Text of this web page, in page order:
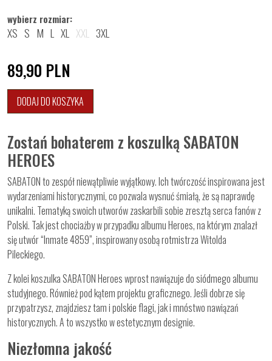
wybierz rozmiar:
XS S M L XL XXL 3XL
89,90 PLN
DODAJ DO KOSZYKA
Zostań bohaterem z koszulką SABATON
HEROES
SABATON to zespół niewątpliwie wyjątkowy. Ich twórczość inspirowana jest
wydarzeniami historycznymi, co pozwala wysnuć śmiałą, że są naprawdę
unikalni. Tematyką swoich utworów zaskarbili sobie zresztą serca fanów z
Polski. Tak jest chociażby w przypadku albumu Heroes, na którym znalazł
się utwór “Inmate 4859”, inspirowany osobą rotmistrza Witolda
Pileckiego.
Z kolei koszulka SABATON Heroes wprost nawiązuje do siódmego albumu
studyjnego. Również pod kątem projektu graficznego. Jeśli dobrze się
przypatrzysz, znajdziesz tam i polskie flagi, jak i mnóstwo nawiązań
historycznych. A to wszystko w estetycznym designie.
Niezłomna jakość